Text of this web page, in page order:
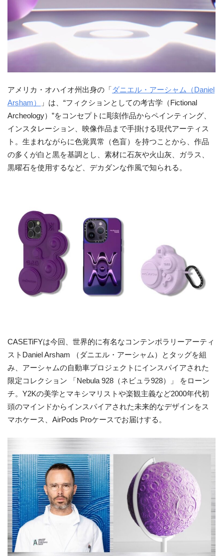
アメリカ・オハイオ州出身の「 ダニエル・アーシャム（Daniel
Arsham）
」は、“フィクションとしての考古学（Fictional
Archeology）”をコンセプトに彫刻作品からペインティング、
インスタレーション、映像作品まで手掛ける現代アーティス
ト。生まれながらに色覚異常（色盲）を持つことから、作品
の多くが白と黒を基調とし、素材に石灰や火山灰、ガラス、
黒曜石を使用するなど、デカダンな作風で知られる。
CASETiFYは今回、世界的に有名なコンテンポラリーアーティ
ストDaniel Arsham （ダニエル・アーシャム）とタッグを組
み、アーシャムの自動車プロジェクトにインスパイアされた
限定コレクション 「Nebula 928（ネビュラ928）」 をローン
チ。Y2Kの美学とマキシマリストや楽観主義など2000年代初
頭のマインドからインスパイアされた未来的なデザインをス
マホケース、AirPods Proケースでお届けする。